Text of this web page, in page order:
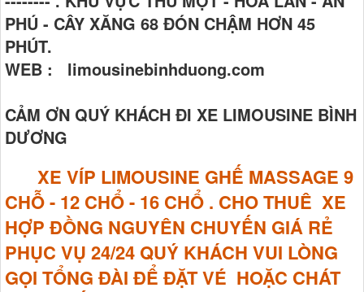
PHÚ - CÂY XĂNG 68 ĐÓN CHẬM HƠN 45
PHÚT.
WEB : limousinebinhduong.com
CẢM ƠN QUÝ KHÁCH ĐI XE LIMOUSINE BÌNH
DƯƠNG
XE VÍP LIMOUSINE GHẾ MASSAGE 9
CHỖ - 12 CHỔ - 16 CHỔ . CHO THUÊ XE
HỢP ĐỒNG NGUYÊN CHUYẾN GIÁ RẺ
PHỤC VỤ 24/24 QUÝ KHÁCH VUI LÒNG
GỌI TỔNG ĐÀI ĐỂ ĐẶT VÉ HOẶC CHÁT